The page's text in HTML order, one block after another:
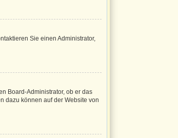
Sie einen Administrator,
Board-Administrator, ob er das
dazu können auf der Website von